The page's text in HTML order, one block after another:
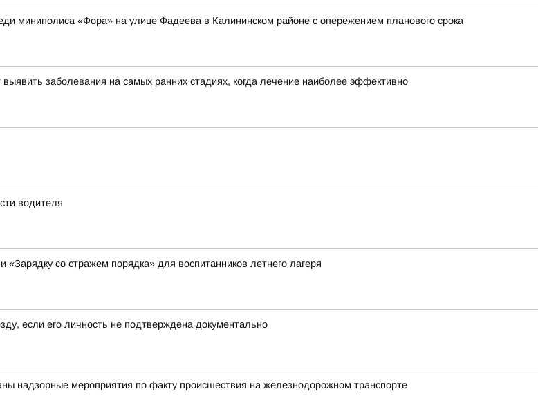
миниполиса «Фора» на улице Фадеева в Калининском районе с опережением планового срока
заболевания на самых ранних стадиях, когда лечение наиболее эффективно
водителя
со стражем порядка» для воспитанников летнего лагеря
если его личность не подтверждена документально
надзорные мероприятия по факту происшествия на железнодорожном транспорте